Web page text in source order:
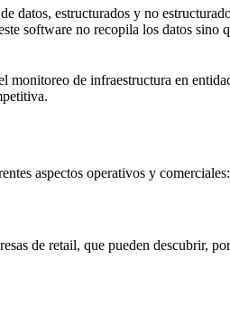
datos, estructurados y no
software no recopila los datos sino
de infraestructura en
aspectos operativos y comerciales:
de retail, que pueden descubrir,